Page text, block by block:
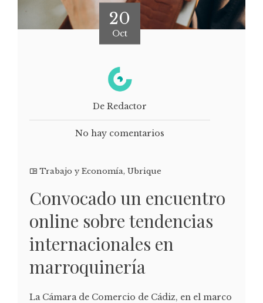
20
Oct
De Redactor
No hay comentarios
Trabajo y Economía, Ubrique
Convocado un encuentro
online sobre tendencias
internacionales en
marroquinería
La Cámara de Comercio de Cádiz, en el marco